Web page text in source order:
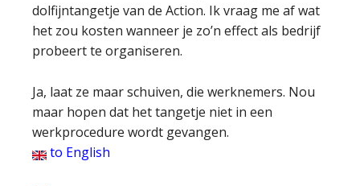
dolfijntangetje van de Action. Ik vraag me af wat
het zou kosten wanneer je zo’n effect als bedrijf
probeert te organiseren.
Ja, laat ze maar schuiven, die werknemers. Nou
maar hopen dat het tangetje niet in een
werkprocedure wordt gevangen.
to English